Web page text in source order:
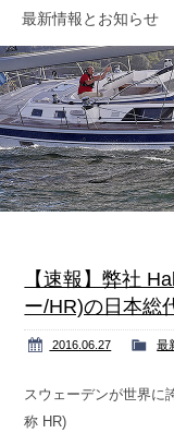
Used Yachts
Marine Gear
Company
Access
最新情報とお知らせ
【速報】弊社
ー/HR)の日本総
2016.06.27 最
スウェーデンが世界に
称 HR)